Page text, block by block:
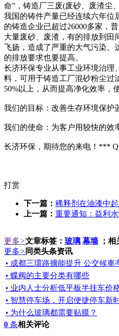
命”，铸造厂三废(废砂、废渣尘
我国的铸件产量已经连续六年位
的铸造企业已超过26000多家，
大量废砂、废渣，有的排放到田
飞扬，造成了严重的大气污染。
的排放要求也要提高。
长济环保专业从事工业环境治理
料，可用于铸造工厂混砂粉尘过
50%以上，从而提高净化效率，
我们的目标：改善生存环境保护
我们的使命：为客户用较快的效
长济环保，期待您的来电！***
打赏
下一篇： 稀释剂在油漆中
上一篇： 重要通知：益利
更多>文章标签： 玻璃 幕墙；相
更多> 同类头条资讯
• 成都三環路擴能提升 公交候車
• 蝶阀的主要分类有哪些
• 业内人士分析低平板半挂车价
• 智慧停车场，开启便捷停车新
• 为什么玻璃都需要贴膜？
0 条相关评论